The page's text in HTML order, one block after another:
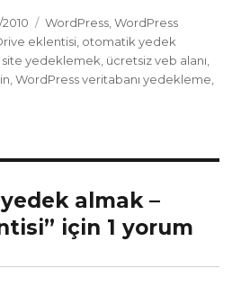
Kategoriler
WordPress ,WordPress
eklentisi otomatik yedek
site yedeklemek ücretsiz veb alanı
,WordPress veritabanı yedekleme
almak –
için 1 yorum